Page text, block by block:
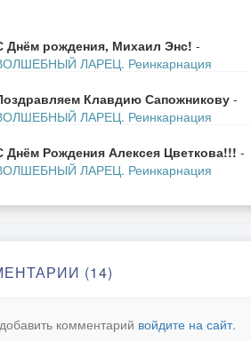
Днём рождения, Михаил Энс! -
ЛАРЕЦ. Реинкарнация
Клавдию Сапожникову -
ЛАРЕЦ. Реинкарнация
Днём Рождения Алексея Цветкова!!! -
ЛАРЕЦ. Реинкарнация
(14)
комментарий войдите на сайт.